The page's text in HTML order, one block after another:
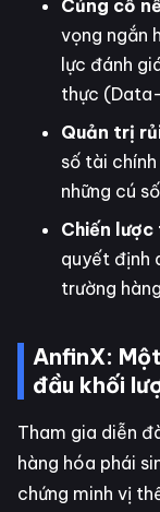
Củng cố
vọng ngắn
lực đánh
thực
Quản trị
số tài
những cú
Chiến
quyết định
trường
AnfinX:
đầu khối
Tham gia diễn
hàng hóa phái
chứng minh vị